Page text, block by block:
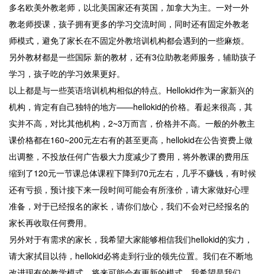
多名欧美外教老师，以北美国家还有英国，加拿大为主。一对一外
教老师授课，孩子拥有更多的学习交流时间，同时还有固定外教老
师模式，避免了家长在不固定外教培训机构都会遇到的一些麻烦。
另外教材都是一些国际 新的教材，还有3位助教老师服务，辅助孩子
学习，孩子吃的学习效果更好。
以上都是与一些英语培训机构相似的特点。Hellokid作为一家新兴的
机构，肯定有自己独特的地方——hellokid的价格。看起来很高，其
实并不高，对比其他机构，2~3万而言，价格并不高。一般的外教主
课价格都在160~200元左右有的甚至更高，hellokid在公告资费上做
出调整，不投放任何广告极大力度减少了费用，将外教课的费用压
缩到了120元一节课总体课程下降到70元左右，几乎不赚钱，有时候
还有亏损，预计接下来一段时间可能会有所涨价，请大家做好心理
准备，对于已经报名的家长，请你们放心，我们不会对已经报名的
家长再收取任何费用。
另外对于有需求的家长，我希望大家能够相信我们hellokid的实力，
请大家拭目以待，hellokid必将走到行业的领先位置。我们在不断地